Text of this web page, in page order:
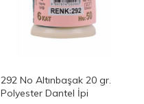
292 No Altınbaşak 20 gr.
Polyester Dantel İpi